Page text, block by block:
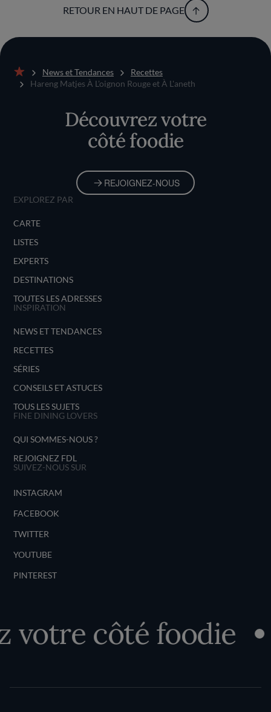
RETOUR EN HAUT DE PAGE
Accueil
News et Tendances
Recettes
Hareng Matjes À L'oignon Rouge et À L'aneth
Découvrez votre
côté foodie
REJOIGNEZ-NOUS
EXPLOREZ PAR
CARTE
LISTES
EXPERTS
DESTINATIONS
TOUTES LES ADRESSES
INSPIRATION
NEWS ET TENDANCES
RECETTES
SÉRIES
CONSEILS ET ASTUCES
TOUS LES SUJETS
FINE DINING LOVERS
QUI SOMMES-NOUS ?
REJOIGNEZ FDL
SUIVEZ-NOUS SUR
INSTAGRAM
FACEBOOK
TWITTER
YOUTUBE
PINTEREST
côté foodie